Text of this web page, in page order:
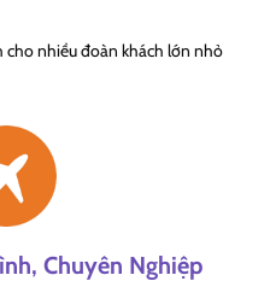
cho nhiều đoàn khách lớn nhỏ
Chuyên Nghiệp